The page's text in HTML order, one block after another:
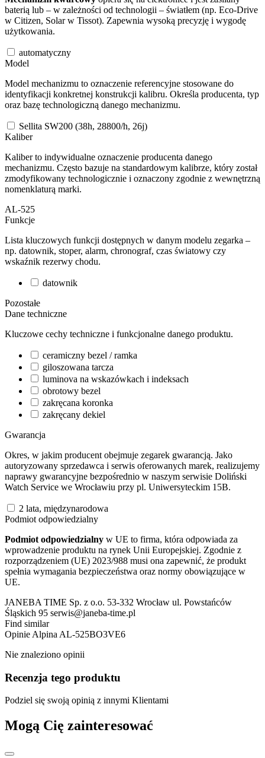
baterią lub – w zależności od technologii – światłem (np. Eco-Drive
w Citizen, Solar w Tissot). Zapewnia wysoką precyzję i wygodę
użytkowania.
automatyczny
Model
Model mechanizmu to oznaczenie referencyjne stosowane do
identyfikacji konkretnej konstrukcji kalibru. Określa producenta, typ
oraz bazę technologiczną danego mechanizmu.
Sellita SW200 (38h, 28800/h, 26j)
Kaliber
Kaliber to indywidualne oznaczenie producenta danego
mechanizmu. Często bazuje na standardowym kalibrze, który został
zmodyfikowany technologicznie i oznaczony zgodnie z wewnętrzną
nomenklaturą marki.
AL-525
Funkcje
Lista kluczowych funkcji dostępnych w danym modelu zegarka –
np. datownik, stoper, alarm, chronograf, czas światowy czy
wskaźnik rezerwy chodu.
datownik
Pozostałe
Dane techniczne
Kluczowe cechy techniczne i funkcjonalne danego produktu.
ceramiczny bezel / ramka
giloszowana tarcza
luminova na wskazówkach i indeksach
obrotowy bezel
zakręcana koronka
zakręcany dekiel
Gwarancja
Okres, w jakim producent obejmuje zegarek gwarancją. Jako
autoryzowany sprzedawca i serwis oferowanych marek, realizujemy
naprawy gwarancyjne bezpośrednio w naszym serwisie Doliński
Watch Service we Wrocławiu przy pl. Uniwersyteckim 15B.
2 lata, międzynarodowa
Podmiot odpowiedzialny
Podmiot odpowiedzialny w UE to firma, która odpowiada za
wprowadzenie produktu na rynek Unii Europejskiej. Zgodnie z
rozporządzeniem (UE) 2023/988 musi ona zapewnić, że produkt
spełnia wymagania bezpieczeństwa oraz normy obowiązujące w
UE.
JANEBA TIME Sp. z o.o. 53-332 Wrocław ul. Powstańców
Śląskich 95 serwis@janeba-time.pl
Find similar
Opinie Alpina AL-525BO3VE6
Nie znaleziono opinii
Recenzja tego produktu
Podziel się swoją opinią z innymi Klientami
Mogą Cię zainteresować